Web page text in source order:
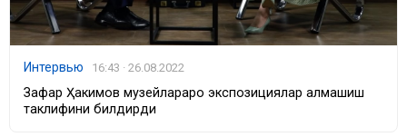
Интервью 16:43 · 26.08.2022
Зафар Ҳакимов музейлараро экспозициялар алмашиш
таклифини билдирди